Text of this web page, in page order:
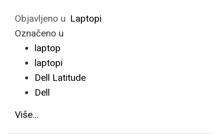
Objavljeno u Laptopi
Označeno u
laptop
laptopi
Dell Latitude
Dell
Više...